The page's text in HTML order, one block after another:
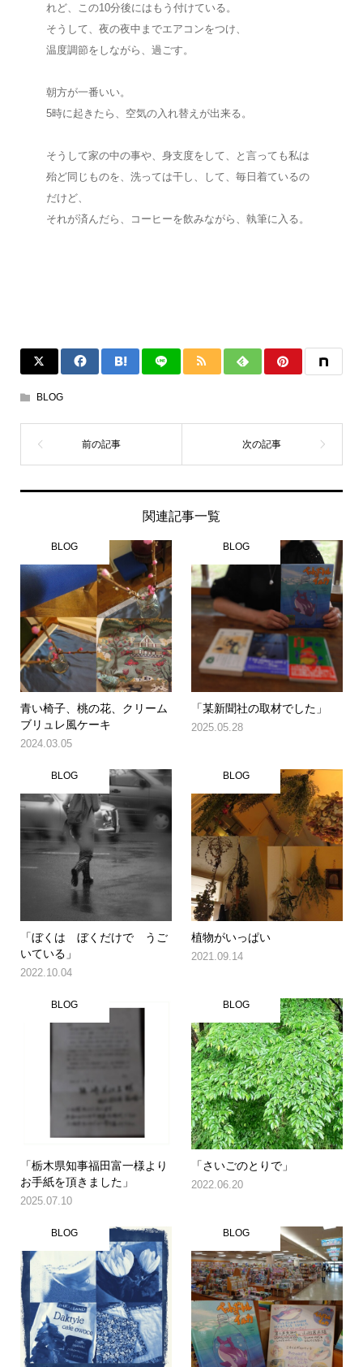
れど、この10分後にはもう付けている。
そうして、夜の夜中までエアコンをつけ、
温度調節をしながら、過ごす。
朝方が一番いい。
5時に起きたら、空気の入れ替えが出来る。
そうして家の中の事や、身支度をして、と言っても私は
殆ど同じものを、洗っては干し、して、毎日着ているの
だけど、
それが済んだら、コーヒーを飲みながら、執筆に入る。
BLOG
関連記事一覧
BLOG
青い椅子、桃の花、クリーム
ブリュレ風ケーキ
2024.03.05
BLOG
「某新聞社の取材でした」
2025.05.28
BLOG
「ぼくは ぼくだけで うご
いている」
2022.10.04
BLOG
植物がいっぱい
2021.09.14
BLOG
「栃木県知事福田富一様より
お手紙を頂きました」
2025.07.10
BLOG
「さいごのとりで」
2022.06.20
BLOG BLOG